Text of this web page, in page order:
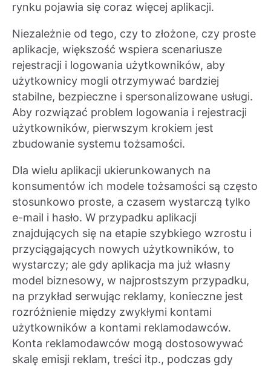
rynku pojawia się coraz więcej aplikacji.
Niezależnie od tego, czy to złożone, czy proste
aplikacje, większość wspiera scenariusze
rejestracji i logowania użytkowników, aby
użytkownicy mogli otrzymywać bardziej
stabilne, bezpieczne i spersonalizowane usługi.
Aby rozwiązać problem logowania i rejestracji
użytkowników, pierwszym krokiem jest
zbudowanie systemu tożsamości.
Dla wielu aplikacji ukierunkowanych na
konsumentów ich modele tożsamości są często
stosunkowo proste, a czasem wystarczą tylko
e-mail i hasło. W przypadku aplikacji
znajdujących się na etapie szybkiego wzrostu i
przyciągających nowych użytkowników, to
wystarczy; ale gdy aplikacja ma już własny
model biznesowy, w najprostszym przypadku,
na przykład serwując reklamy, konieczne jest
rozróżnienie między zwykłymi kontami
użytkowników a kontami reklamodawców.
Konta reklamodawców mogą dostosowywać
skalę emisji reklam, treści itp., podczas gdy